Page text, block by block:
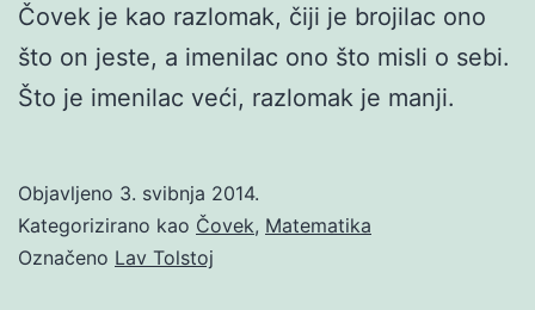
Čovek je kao razlomak, čiji je brojilac ono
što on jeste, a imenilac ono što misli o sebi.
Što je imenilac veći, razlomak je manji.
Objavljeno 3. svibnja 2014.
Kategorizirano kao Čovek, Matematika
Označeno Lav Tolstoj